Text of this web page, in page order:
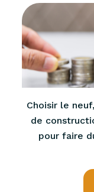
Choisir le
de
pour faire